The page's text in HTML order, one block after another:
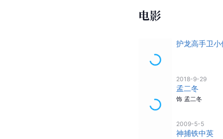
电影
护龙高手卫小
2018-9-29
孟二冬
饰 孟二冬
2009-5-5
神捕铁中英